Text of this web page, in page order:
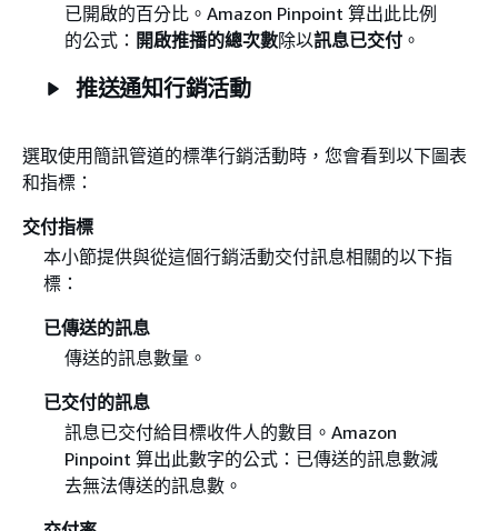
已開啟的百分比。Amazon Pinpoint 算出此比例
的公式： 開啟推播的總次數除以訊息已交付。
推送通知行銷活動
選取使用簡訊管道的標準行銷活動時，您會看到以下圖表
和指標：
交付指標
本小節提供與從這個行銷活動交付訊息相關的以下指
標：
已傳送的訊息
傳送的訊息數量。
已交付的訊息
訊息已交付給目標收件人的數目。Amazon
Pinpoint 算出此數字的公式：已傳送的訊息數減
去無法傳送的訊息數。